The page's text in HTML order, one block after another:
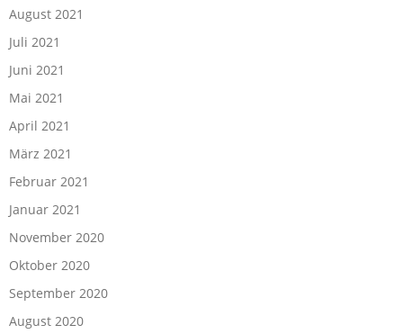
August 2021
Juli 2021
Juni 2021
Mai 2021
April 2021
März 2021
Februar 2021
Januar 2021
November 2020
Oktober 2020
September 2020
August 2020